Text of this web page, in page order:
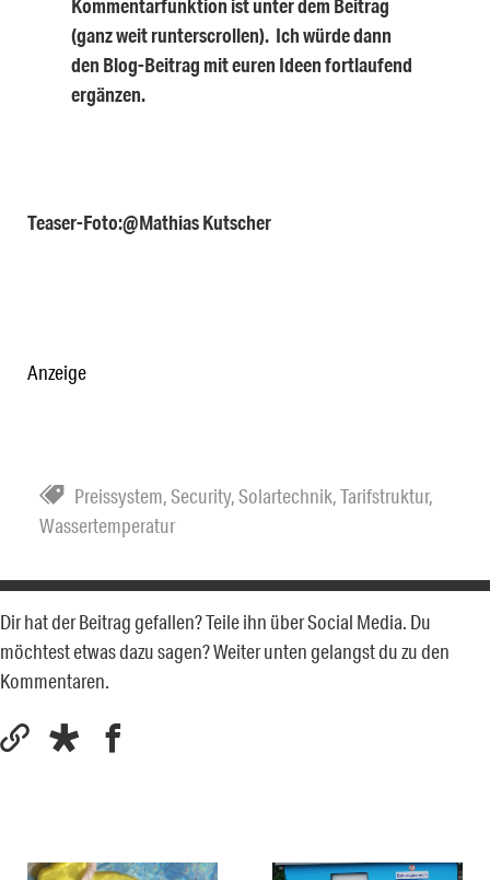
Kommentarfunktion ist unter dem Beitrag
(ganz weit runterscrollen). Ich würde dann
den Blog-Beitrag mit euren Ideen fortlaufend
ergänzen.
Teaser-Foto:@Mathias Kutscher
Anzeige
Preissystem,Security,Solartechnik,Tarifstruktur,
Wassertemperatur
Dir hat der Beitrag gefallen? Teile ihn über Social Media. Du
möchtest etwas dazu sagen? Weiter unten gelangst du zu den
Kommentaren.